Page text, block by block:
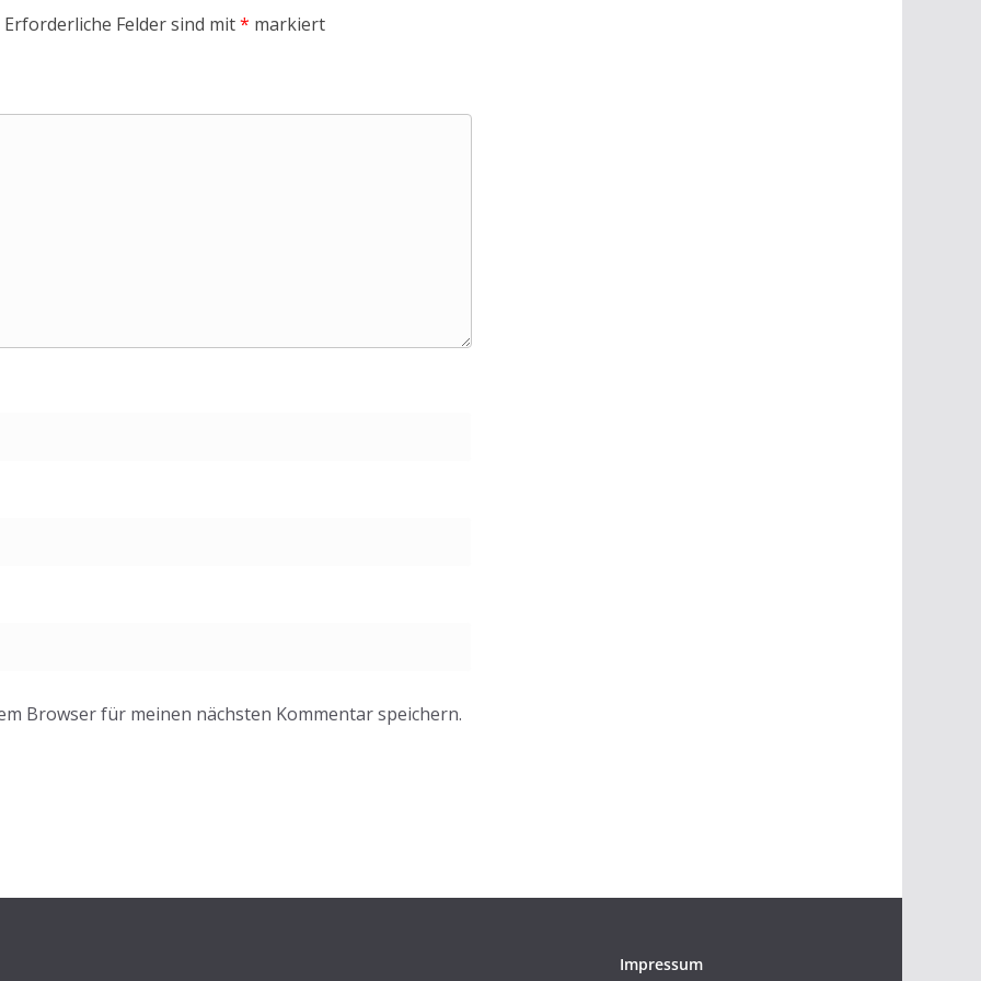
Erforderliche Felder sind mit* markiert
Browser für meinen nächsten Kommentar speichern.
Impressum